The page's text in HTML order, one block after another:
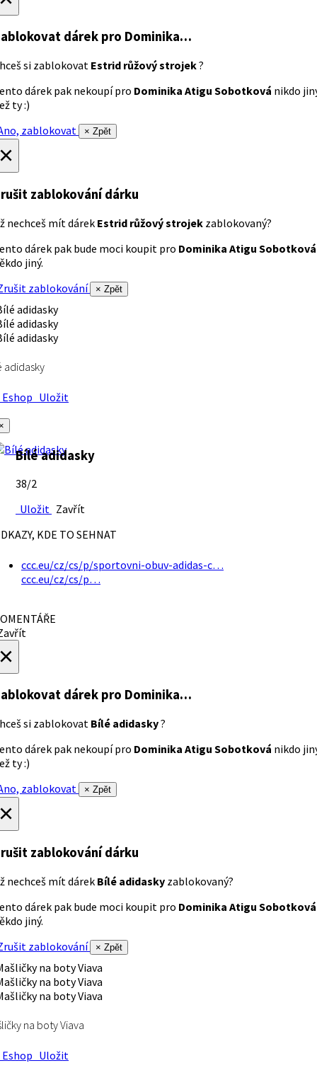
dárek pro Dominika…
si zablokovat Estrid růžový strojek?
dárek pak nekoupí pro Dominika Atigu Sobotková nikdo
ty :)
zablokovat
× Zpět
zablokování dárku
nechceš mít dárek Estrid růžový strojek zablokovaný?
dárek pak bude moci koupit pro Dominika Atigu Sobotková
jiný.
zablokování
× Zpět
adidasky
Uložit
Bílé adidasky
38/2
Uložit Zavřít
KDE TO SEHNAT
ccc.eu/cz/cs/p/sportovni-obuv-adidas-c…
ccc.eu/cz/cs/p…
dárek pro Dominika…
si zablokovat Bílé adidasky?
dárek pak nekoupí pro Dominika Atigu Sobotková nikdo
ty :)
zablokovat
× Zpět
zablokování dárku
nechceš mít dárek Bílé adidasky zablokovaný?
dárek pak bude moci koupit pro Dominika Atigu Sobotková
jiný.
zablokování
× Zpět
na boty Viava
Uložit